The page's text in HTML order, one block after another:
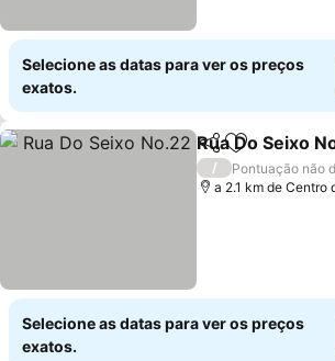
Selecione as datas para ver os preços
exatos.
PartilharAdicionar
Rua Do Seixo
/
Pontuação não
a 2.1 km de Centro
Selecione as datas para ver os preços
exatos.